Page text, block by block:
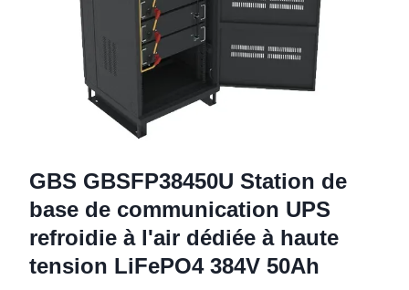
GBS GBSFP38450U Station de
base de communication UPS
refroidie à l'air dédiée à haute
tension LiFePO4 384V 50Ah